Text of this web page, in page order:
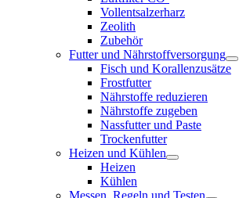
Vollentsalzerharz
Zeolith
Zubehör
Futter und Nährstoffversorgung
Fisch und Korallenzusätze
Frostfutter
Nährstoffe reduzieren
Nährstoffe zugeben
Nassfutter und Paste
Trockenfutter
Heizen und Kühlen
Heizen
Kühlen
Messen, Regeln und Testen